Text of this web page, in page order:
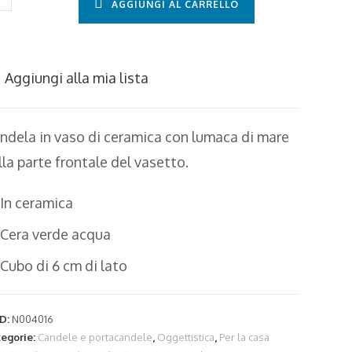
AGGIUNGI AL CARRELLO
Aggiungi alla mia lista
in vaso di ceramica con lumaca di mare
parte frontale del vasetto.
In ceramica
Cera verde acqua
Cubo di 6 cm di lato
N004016
Candele e portacandele Oggettistica Per la casa